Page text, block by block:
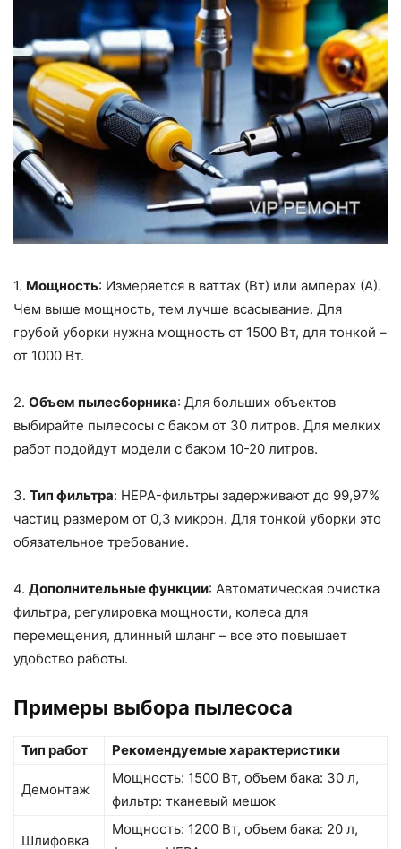
1. Мощность: Измеряется в ваттах (Вт) или амперах (А).
Чем выше мощность, тем лучше всасывание. Для
грубой уборки нужна мощность от 1500 Вт, для тонкой –
от 1000 Вт.
2. Объем пылесборника: Для больших объектов
выбирайте пылесосы с баком от 30 литров. Для мелких
работ подойдут модели с баком 10-20 литров.
3. Тип фильтра: HEPA-фильтры задерживают до 99,97%
частиц размером от 0,3 микрон. Для тонкой уборки это
обязательное требование.
4. Дополнительные функции: Автоматическая очистка
фильтра, регулировка мощности, колеса для
перемещения, длинный шланг – все это повышает
удобство работы.
Примеры выбора пылесоса
Тип работ Рекомендуемые характеристики
Демонтаж
Мощность: 1500 Вт, объем бака: 30 л,
фильтр: тканевый мешок
Шлифовка
Мощность: 1200 Вт, объем бака: 20 л,